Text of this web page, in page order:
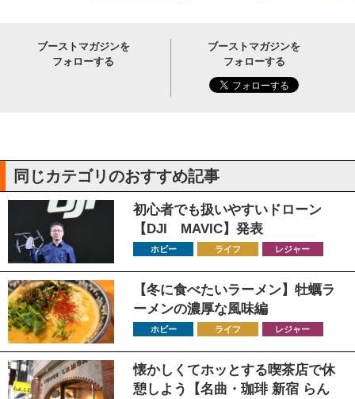
ブーストマガジンを
フォローする
ブーストマガジンを
フォローする
同じカテゴリのおすすめ記事
初心者でも扱いやすいドローン
【DJI MAVIC】発表
ホビー ライフ レジャー
【冬に食べたいラーメン】牡蠣ラ
ーメンの濃厚な風味編
ホビー ライフ レジャー
懐かしくてホッとする喫茶店で休
憩しよう【名曲・珈琲 新宿 らん